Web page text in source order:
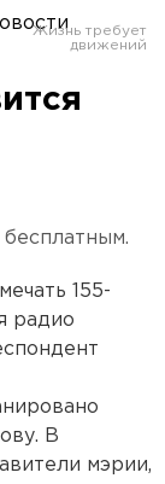
155-
радио
В
мэрии,